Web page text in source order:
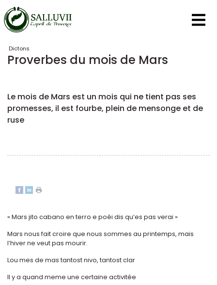
Panneau de gestion des cookies
Dictons
Proverbes du mois de Mars
Le mois de Mars est un mois qui ne tient pas ses
promesses, il est fourbe, plein de mensonge et de
ruse
« Mars jito cabano en terro e poèi dis qu’es pas verai »
Mars nous fait croire que nous sommes au printemps, mais
l’hiver ne veut pas mourir.
Lou mes de mas tantost nivo, tantost clar
Il y a quand meme une certaine activitée